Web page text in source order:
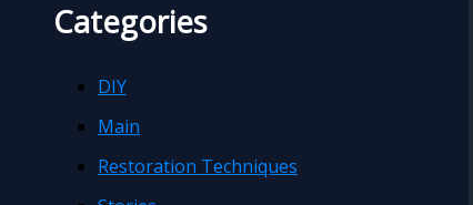
Categories
DIY
Main
Restoration Techniques